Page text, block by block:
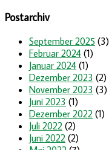
Postarchiv
September 2025 (3)
Februar 2024 (1)
Januar 2024 (1)
Dezember 2023 (2)
November 2023 (3)
Juni 2023 (1)
Dezember 2022 (1)
Juli 2022 (2)
Juni 2022 (2)